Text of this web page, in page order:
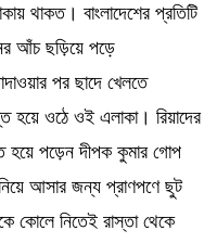
থাকত। বাংলাদেশের প্রতিটি
আঁচ ছড়িয়ে পড়ে
পর ছাদে খেলতে
হয়ে ওঠে ওই এলাকা। রিয়াদের
পড়েন দীপক কুমার গোপ
আসার জন্য প্রাণপণে ছুট
কোলে নিতেই রাস্তা থেকে